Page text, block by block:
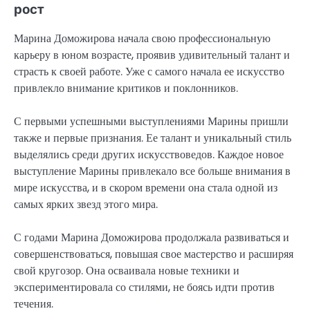
рост
Марина Доможирова начала свою профессиональную
карьеру в юном возрасте, проявив удивительный талант и
страсть к своей работе. Уже с самого начала ее искусство
привлекло внимание критиков и поклонников.
С первыми успешными выступлениями Марины пришли
также и первые признания. Ее талант и уникальный стиль
выделялись среди других искусствоведов. Каждое новое
выступление Марины привлекало все больше внимания в
мире искусства, и в скором времени она стала одной из
самых ярких звезд этого мира.
С годами Марина Доможирова продолжала развиваться и
совершенствоваться, повышая свое мастерство и расширяя
свой кругозор. Она осваивала новые техники и
экспериментировала со стилями, не боясь идти против
течения.